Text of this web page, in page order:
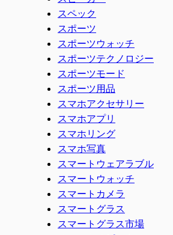
スペック
スポーツ
スポーツウォッチ
スポーツテクノロジー
スポーツモード
スポーツ用品
スマホアクセサリー
スマホアプリ
スマホリング
スマホ写真
スマートウェアラブル
スマートウォッチ
スマートカメラ
スマートグラス
スマートグラス市場